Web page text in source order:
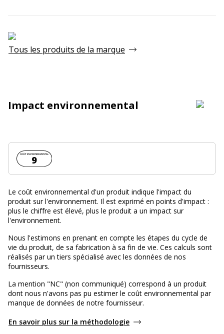
Tous les produits de la marque
Impact environnemental
Coût environnemental :
9
Le coût environnemental d'un produit indique l'impact du
produit sur l'environnement. Il est exprimé en points d'impact :
plus le chiffre est élevé, plus le produit a un impact sur
l'environnement.
Nous l'estimons en prenant en compte les étapes du cycle de
vie du produit, de sa fabrication à sa fin de vie. Ces calculs sont
réalisés par un tiers spécialisé avec les données de nos
fournisseurs.
La mention "NC" (non communiqué) correspond à un produit
dont nous n'avons pas pu estimer le coût environnemental par
manque de données de notre fournisseur.
En savoir plus sur la méthodologie